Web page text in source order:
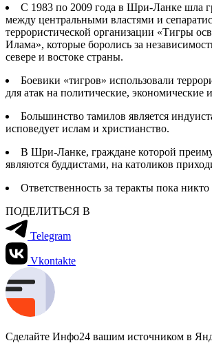
С 1983 по 2009 года в Шри-Ланке шла
между центральными властями и
террористической организации «Тигры
Илама», которые боролись за
севере и востоке страны.
Боевики «тигров» использовали
для атак на политические, экономические
Большинство тамилов является
исповедует ислам и христианство.
В Шри-Ланке, граждане которой
являются буддистами, на католиков
Ответственность за теракты пока никто
ПОДЕЛИТЬСЯ В
Telegram
Vkontakte
Сделайте Инфо24 вашим источником в